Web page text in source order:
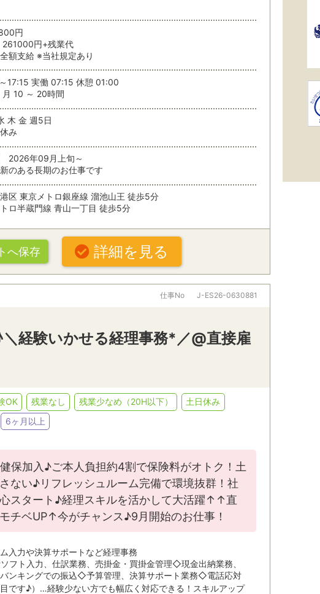
条件を追加する
条件を追加する
/都道府県
・駅・路線から探す
名
ブ
営業事務 秘書
貿易事務・海外営業事務
する
件を選ぶ
住宅・建築業界で働く
複数人募集 土日休み
在宅勤務
パナソニックグループ
20代活躍中 30代活躍中
派遣スタッフ活躍中 朝ゆっくり出勤
車通勤OK
語学力を活かす
POWERPOINT CAD
紹介予定派遣
6ヵ月以上 3～6ヶ月
円
261000円+残業代
額支給 ※当社規定あり
17:15 実働 07:15 休憩 01:00
10 ～ 20時間
木 金 週5日
み
2026年09月上旬～
のある長期のお仕事です
区 東京メトロ銀座線 溜池山王 徒歩5分
ロ半蔵門線 青山一丁目 徒歩5分
へ保存 詳細を見る
仕事No J-ES26-0630881
経験いかせる経理事務*／@直接雇
OK 残業なし 残業少なめ（20H以下）
土日休み
6ヶ月以上
保加入♪ご本人負担約4割で保険料がオトク！土
ない♪リフレッシュルーム完備で環境抜群！社
スタート♪経理スキルを活かして大活躍↑↑直
チベUP↑今がチャンス♪9月開始のお仕事！
入力や決算サポートなど経理事務
フト入力、仕訳業務、売掛金・買掛金管理◇現金出納業務、
ンキングでの振込◇予算管理、決算サポート業務◇電話応対
目です♪）…経験少ない方でも幅広く対応できる！スキルアップ